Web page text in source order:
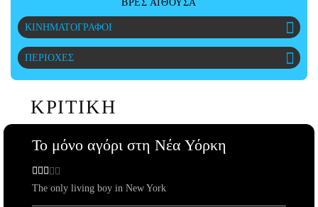
ΑΜΠΑ
PRINT
ΒΡΕΣ ΑΙΘΟΥΣΑ
ΚΙΝΗΜΑΤΟΓΡΑΦΟΙ
ΠΕΡΙΟΧΕΣ
ΚΡΙΤΙΚΗ
Το μόνο αγόρι στη Νέα Υόρκη
The only living boy in New York